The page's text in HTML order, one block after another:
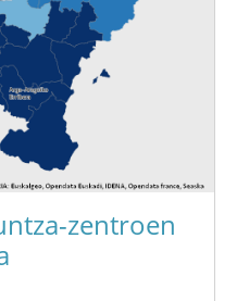
zentroen